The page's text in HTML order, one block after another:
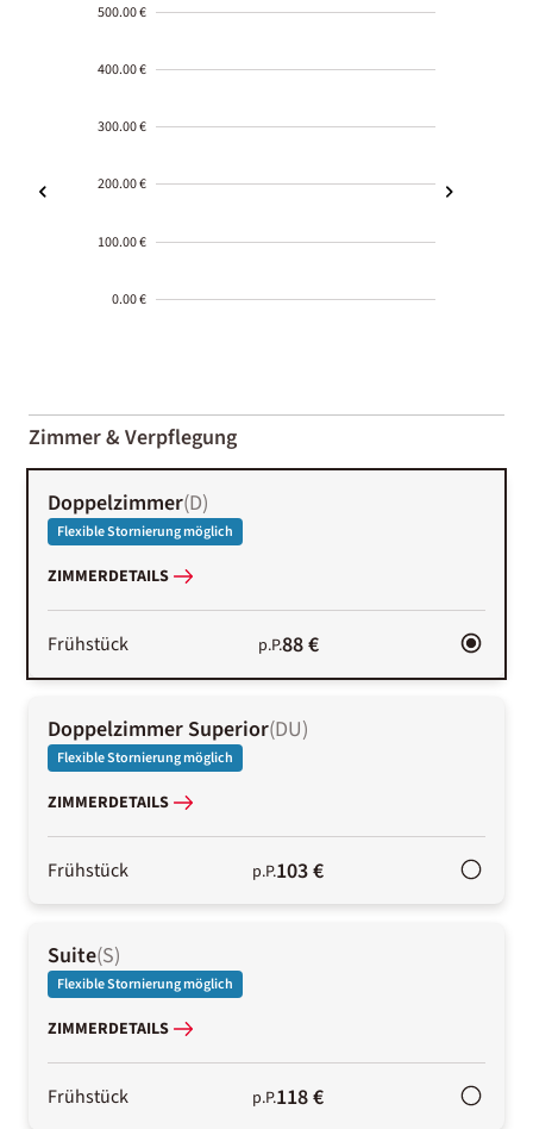
500.00 €
400.00 €
300.00 €
200.00 €
100.00 €
0.00 €
01-02
Zimmer & Verpflegung
Doppelzimmer(D)
Flexible Stornierung möglich
ZIMMERDETAILS
Frühstück p.P.88 €
Doppelzimmer Superior(DU)
Flexible Stornierung möglich
ZIMMERDETAILS
Frühstück p.P.103 €
Suite(S)
Flexible Stornierung möglich
ZIMMERDETAILS
Frühstück p.P.118 €